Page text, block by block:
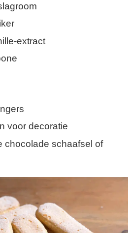
extract
voor decoratie
chocolade schaafsel of